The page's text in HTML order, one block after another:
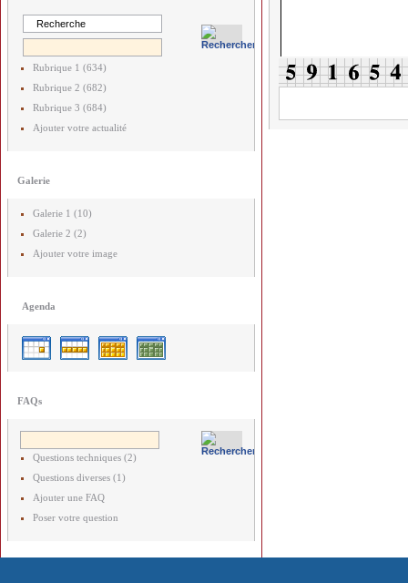
Rubrique 1 (634)
Rubrique 2 (682)
Rubrique 3 (684)
Ajouter votre actualité
Galerie
Galerie 1 (10)
Galerie 2 (2)
Ajouter votre image
Agenda
FAQs
Questions techniques (2)
Questions diverses (1)
Ajouter une FAQ
Poser votre question